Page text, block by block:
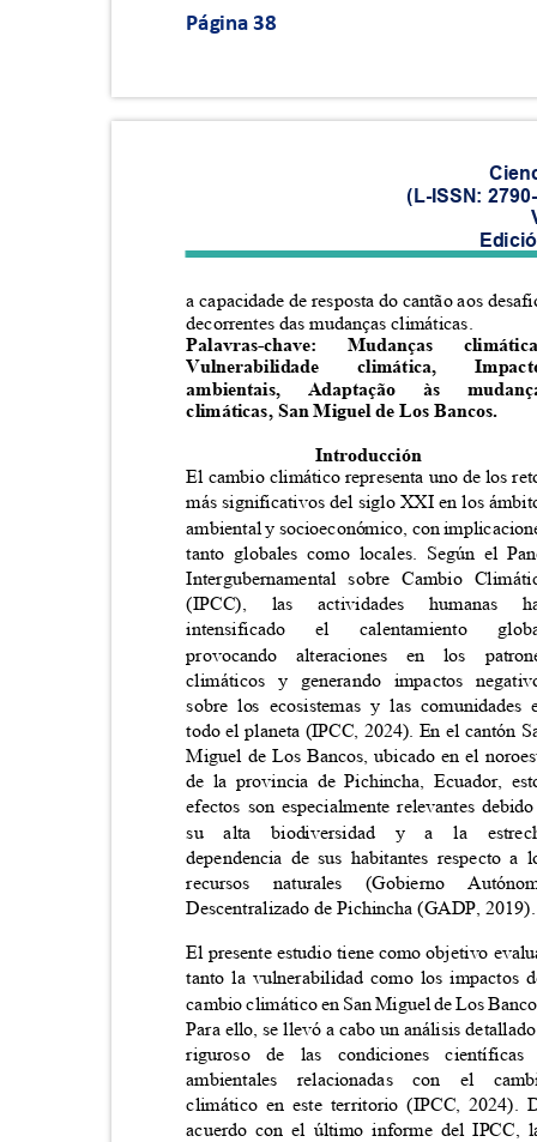
Página 38
(L-ISSN:
a capacidade de resposta do cantão aos
decorrentes das mudanças climáticas.
Palavras-chave:
Vulnerabilidade
ambientais,
Mudanças
climática,
Adaptação às
climáticas, San Miguel de Los Bancos.
Introducción
El cambio climático representa uno de los
más significativos del siglo XXI en los
ambiental y socioeconómico, con
tanto globales como locales. Según el
Intergubernamental sobre Cambio
(IPCC),
las actividades humanas
intensificado
el calentamiento
provocando alteraciones en los
climáticos y generando impactos
sobre los ecosistemas y las
todo el planeta (IPCC, 2024). En el cantón
Miguel de Los Bancos, ubicado en el
de la provincia de Pichincha, Ecuador,
efectos son especialmente relevantes
su
dependencia de sus habitantes respecto
recursos naturales (Gobierno
alta biodiversidad y a la
Descentralizado de Pichincha (GADP,
El presente estudio tiene como objetivo
tanto la vulnerabilidad como los
cambio climático en San Miguel de Los
Para ello, se llevó a cabo un análisis
riguroso de las condiciones
ambientales relacionadas con el
climático en este territorio (IPCC,
acuerdo con el último informe del